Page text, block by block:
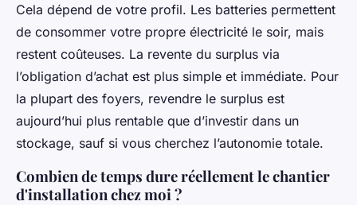
Cela dépend de votre profil. Les batteries permettent
de consommer votre propre électricité le soir, mais
restent coûteuses. La revente du surplus via
l’obligation d’achat est plus simple et immédiate. Pour
la plupart des foyers, revendre le surplus est
aujourd’hui plus rentable que d’investir dans un
stockage, sauf si vous cherchez l’autonomie totale.
Combien de temps dure réellement le chantier
d'installation chez moi ?